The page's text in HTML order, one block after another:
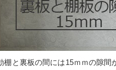
と裏板の間には15ｍｍの隙間